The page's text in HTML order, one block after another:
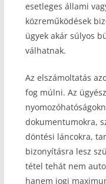
esetleges állami
közreműködések
ügyek akár súlyos
válhatnak.
Az elszámoltatás
fog múlni. Az
dokumentumokra,
döntési láncokra,
bizonyításra lesz
tétel tehát nem
hanem jogi